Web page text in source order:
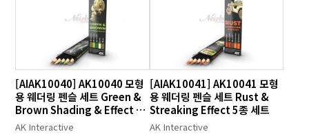
[AIAK10040] AK10040 모형
용 웨더링 펜슬 세트 Green &
Brown Shading & Effect 5
종 세트
AK Interactive
[AIAK10041] AK10041 모형
용 웨더링 펜슬 세트 Rust &
Streaking Effect 5종 세트
AK Interactive